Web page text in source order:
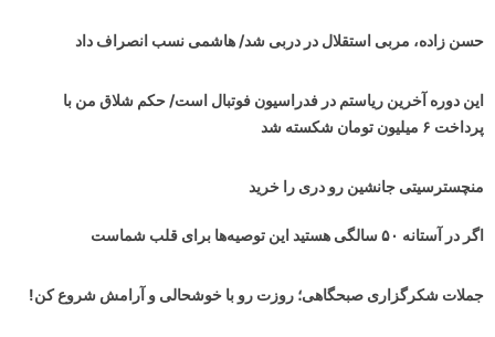
حسن زاده، مربی استقلال در دربی شد/ هاشمی نسب انصراف داد
این دوره آخرین ریاستم در فدراسیون فوتبال است/ حکم شلاق من با
پرداخت ۶ میلیون تومان شکسته شد
منچسترسیتی جانشین رو دری را خرید
اگر در آستانه ۵۰ سالگی هستید این توصیه‌ها برای قلب شماست
جملات شکرگزاری صبحگاهی؛ روزت رو با خوشحالی و آرامش شروع کن!